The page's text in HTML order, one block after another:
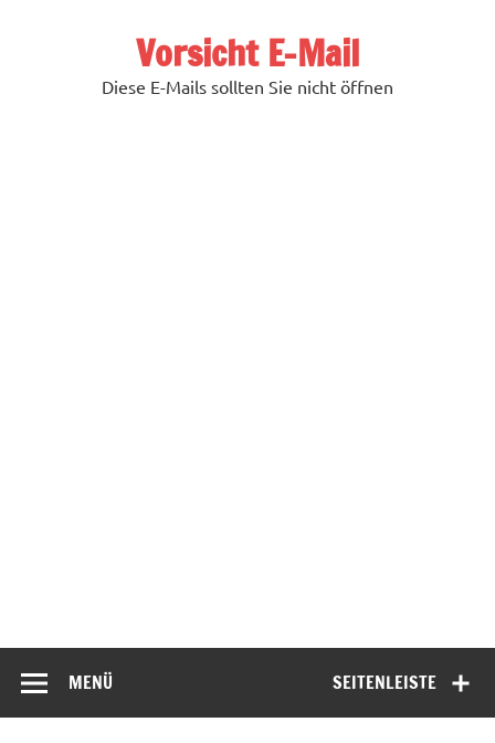
Vorsicht E-Mail
Diese E-Mails sollten Sie nicht öffnen
SEITENLEISTE
MENÜ